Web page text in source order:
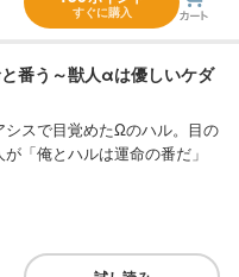
すぐに購入
番う～獣人αは優しいケダ
シスで目覚めたΩのハル。目の
「俺とハルは運命の番だ」